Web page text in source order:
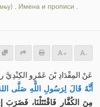
. Имена и прописи .
+ -
عَنْ المِقْدَادِ بْنَ عَمْرٍو الكِنْدِيَّ
أَنَّهُ قَالَ لِرَسُولِ اللَّهِ صَلَّى
مِنَ الكُفَّارِ فَاقْتَتَلْنَا،